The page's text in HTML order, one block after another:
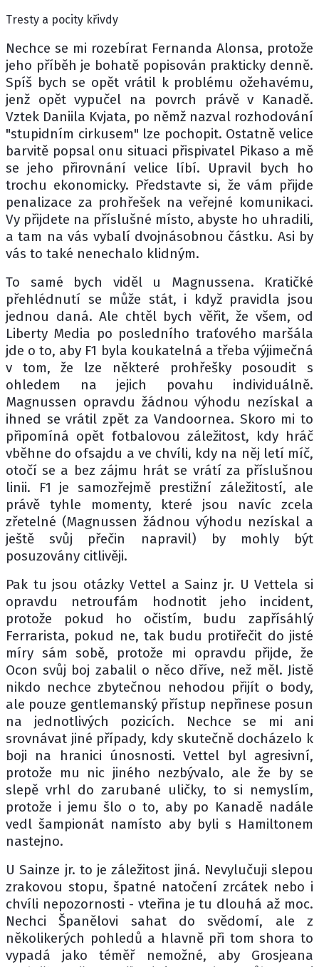
Tresty a pocity křivdy
Nechce se mi rozebírat Fernanda Alonsa, protože
jeho příběh je bohatě popisován prakticky denně.
Spíš bych se opět vrátil k problému ožehavému,
jenž opět vypučel na povrch právě v Kanadě.
Vztek Daniila Kvjata, po němž nazval rozhodování
"stupidním cirkusem" lze pochopit. Ostatně velice
barvitě popsal onu situaci přispivatel Pikaso a mě
se jeho přirovnání velice líbí. Upravil bych ho
trochu ekonomicky. Představte si, že vám přijde
penalizace za prohřešek na veřejné komunikaci.
Vy přijdete na příslušné místo, abyste ho uhradili,
a tam na vás vybalí dvojnásobnou částku. Asi by
vás to také nenechalo klidným.
To samé bych viděl u Magnussena. Kratičké
přehlédnutí se může stát, i když pravidla jsou
jednou daná. Ale chtěl bych věřit, že všem, od
Liberty Media po posledního traťového maršála
jde o to, aby F1 byla koukatelná a třeba výjimečná
v tom, že lze některé prohřešky posoudit s
ohledem na jejich povahu individuálně.
Magnussen opravdu žádnou výhodu nezískal a
ihned se vrátil zpět za Vandoornea. Skoro mi to
připomíná opět fotbalovou záležitost, kdy hráč
vběhne do ofsajdu a ve chvíli, kdy na něj letí míč,
otočí se a bez zájmu hrát se vrátí za příslušnou
linii. F1 je samozřejmě prestižní záležitostí, ale
právě tyhle momenty, které jsou navíc zcela
zřetelné (Magnussen žádnou výhodu nezískal a
ještě svůj přečin napravil) by mohly být
posuzovány citlivěji.
Pak tu jsou otázky Vettel a Sainz jr. U Vettela si
opravdu netroufám hodnotit jeho incident,
protože pokud ho očistím, budu zapřísáhlý
Ferrarista, pokud ne, tak budu protiřečit do jisté
míry sám sobě, protože mi opravdu přijde, že
Ocon svůj boj zabalil o něco dříve, než měl. Jistě
nikdo nechce zbytečnou nehodou přijít o body,
ale pouze gentlemanský přístup nepřinese posun
na jednotlivých pozicích. Nechce se mi ani
srovnávat jiné případy, kdy skutečně docházelo k
boji na hranici únosnosti. Vettel byl agresivní,
protože mu nic jiného nezbývalo, ale že by se
slepě vrhl do zarubané uličky, to si nemyslím,
protože i jemu šlo o to, aby po Kanadě nadále
vedl šampionát namísto aby byli s Hamiltonem
nastejno.
U Sainze jr. to je záležitost jiná. Nevylučuji slepou
zrakovou stopu, špatné natočení zrcátek nebo i
chvíli nepozornosti - vteřina je tu dlouhá až moc.
Nechci Španělovi sahat do svědomí, ale z
několikerých pohledů a hlavně při tom shora to
vypadá jako téměř nemožné, aby Grosjeana